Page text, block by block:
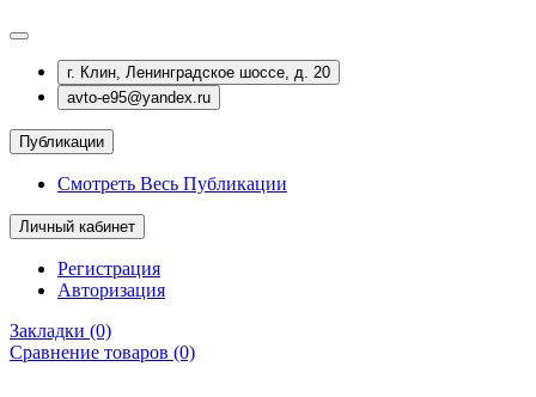
г. Клин, Ленинградское шоссе, д. 20
avto-e95@yandex.ru
Публикации
Смотреть Весь Публикации
Личный кабинет
Регистрация
Авторизация
Закладки (0)
Сравнение товаров (0)